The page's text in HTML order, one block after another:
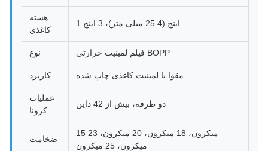
هسته
کاغذی
1 اینچ (25.4 میلی متر)، 3 اینچ
نوع فیلم لمینیت حرارتی BOPP
کاربرد مقوا یا لمینیت کاغذی چاپ شده
عملیات
کرونا
دو طرفه، بیش از 42 داین
ضخامت
15 میکرون، 18 میکرون، 20 میکرون، 23
میکرون، 25 میکرون